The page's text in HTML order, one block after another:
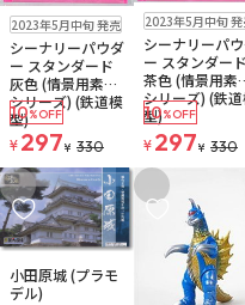
販売中ゆうパケット
2023年5月中旬 発売
シーナリーパウダ
ー スタンダード
灰色 (情景用素材
シリーズ) (鉄道模
型)
10%OFF
¥ 297¥ 330
販売中ゆうパケット
2023年5月中旬
シーナリーパ
ー スタンダード
茶色 (情景用素
シリーズ) (鉄
型)
10%OFF
¥ 297¥ 330
お気に入りに追加
小田原城 (プラモ
デル)
お気に入り